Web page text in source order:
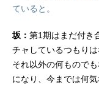
ていると。
坂： 第1期はまだ付き
チャしているつもり
それ以外の何もので
になり、今までは何